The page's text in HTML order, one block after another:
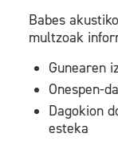
Babes
multzoak
Gunearen
Onespen-
Dagokion
esteka